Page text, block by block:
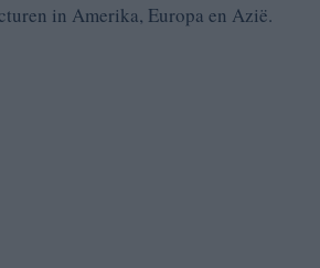
in Amerika, Europa en Azië.